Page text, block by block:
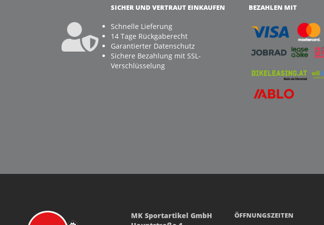
SICHER UND VERTRAUT EINKAUFEN
Schnelle Lieferung
14 Tage Rückgaberecht
Garantierter Datenschutz
Sichere Bezahlung mit SSL-
Verschlüsselung
BEZAHLEN MIT
MK Sportartikel GmbH
ÖFFNUNGSZEITEN